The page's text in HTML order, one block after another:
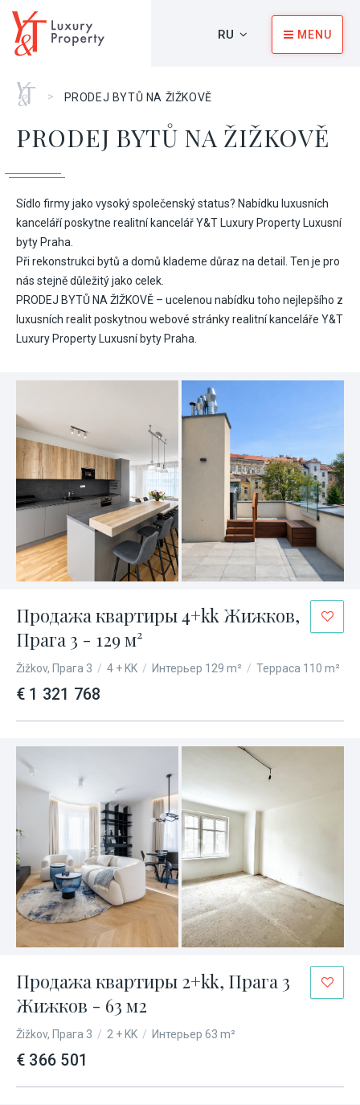
RU MENU
Главная
> PRODEJ BYTŮ NA ŽIŽKOVĚ
PRODEJ BYTŮ NA ŽIŽKOVĚ
Sídlo firmy jako vysoký společenský status? Nabídku luxusních
kanceláří poskytne realitní kancelář Y&T Luxury Property Luxusní
byty Praha.
Při rekonstrukci bytů a domů klademe důraz na detail. Ten je pro
nás stejně důležitý jako celek.
PRODEJ BYTŮ NA ŽIŽKOVĚ – ucelenou nabídku toho nejlepšího z
luxusních realit poskytnou webové stránky realitní kanceláře Y&T
Luxury Property Luxusní byty Praha.
Продажа квартиры 4+kk Жижков,
Прага 3 - 129 м²
Žižkov, Прага 3 / 4 + KK / Интерьер 129 m² / Терраса 110 m²
€ 1 321 768
Продажа квартиры 2+kk, Прага 3
Жижков - 63 м2
Žižkov, Прага 3 / 2 + KK / Интерьер 63 m²
€ 366 501